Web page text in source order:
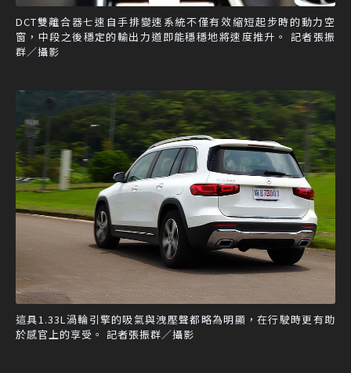
DCT雙離合器七速自手排變速系統不僅有效縮短起步時的動力空
窗，中段之後穩定的輸出力道即能穩穩地將速度推升。 記者張振
群／攝影
這具1.33L渦輪引擎的吸氣與洩壓聲都略為明顯，在行駛時更有助
於感官上的享受。 記者張振群／攝影